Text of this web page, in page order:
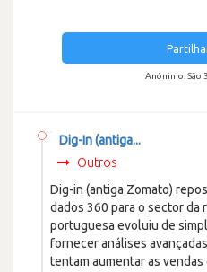
Anónimo. São
Dig-In (antiga...
Outros
Dig-in (antiga Zomato)
dados 360 para o sector da
portuguesa evoluiu de
fornecer análises
tentam aumentar as